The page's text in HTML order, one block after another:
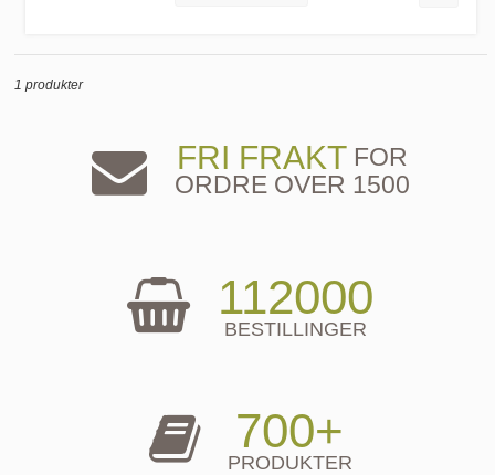
1 produkter
FRI FRAKTFOR
ORDRE OVER 1500
112000
BESTILLINGER
700+
PRODUKTER